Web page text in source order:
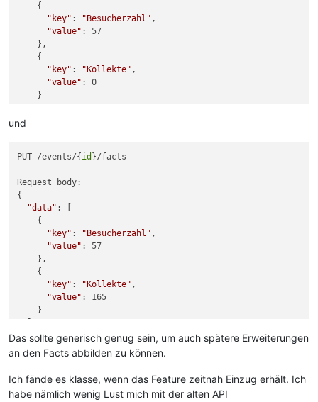
    {
"key" : "Besucherzahl" ,
"value" : 57
    },
    {
"key" : "Kollekte" ,
"value" : 0
    }
}
und
PUT /events/{ id }/facts
Request body:
{
"data" : [
    {
"key" : "Besucherzahl" ,
"value" : 57
    },
    {
"key" : "Kollekte" ,
"value" : 165
    }
}
Das sollte generisch genug sein, um auch spätere Erweiterungen
an den Facts abbilden zu können.
Ich fände es klasse, wenn das Feature zeitnah Einzug erhält. Ich
habe nämlich wenig Lust mich mit der alten API